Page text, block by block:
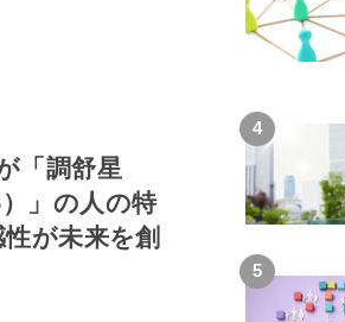
「調舒星
」の人の特
が未来を創